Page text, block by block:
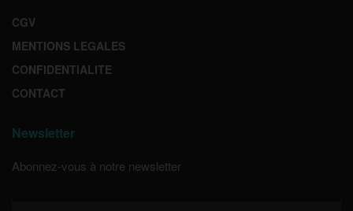
CGV
MENTIONS LEGALES
CONFIDENTIALITE
CONTACT
Newsletter
Abonnez-vous à notre newsletter